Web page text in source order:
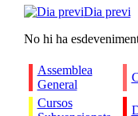
Dia previ
No hi ha
Assemblea
General
Cursos